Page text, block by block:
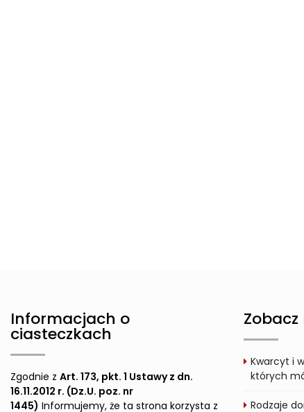
Informacjach o
ciasteczkach
Zgodnie z Art. 173, pkt. 1 Ustawy z dn.
16.11.2012 r. (Dz.U. poz. nr
1445) Informujemy, że ta strona korzysta z
Zobacz
Kwarcyt i
których
Rodzaje